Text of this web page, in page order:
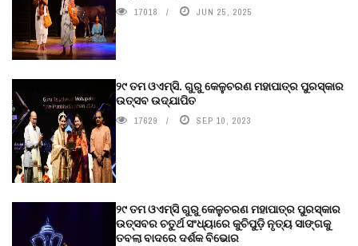
17018 JUN 25, 2025
୨୯ ତମ ଓଏମ୍‌ସି. ଗୁରୁ କେଳୁଚରଣ ମହାପାତ୍ର ପୁରସ୍କାର
ଉତ୍ସବ ଉଦ୍‍ଯାପିତ
17629 SEP 10, 2023
୨୯ ତମ ଓଏମ୍‌ସି ଗୁରୁ କେଳୁଚରଣ ମହାପାତ୍ର ପୁରସ୍କାର
ଉତ୍ସବର ଚତୁର୍ଥ ସଂଧ୍ୟାରେ କୁଚିପୁଡ଼ି ନୃତ୍ୟ ସାଙ୍ଗକୁ
ତବଲା ବାଦରେ ଦର୍ଶକ ବିଭୋର